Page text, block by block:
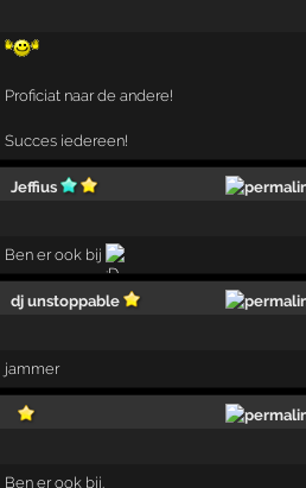
Proficiat naar de andere!
Succes iedereen!
Jeffius
Ben er ook bij
dj unstoppable
jammer
Ben er ook bij.